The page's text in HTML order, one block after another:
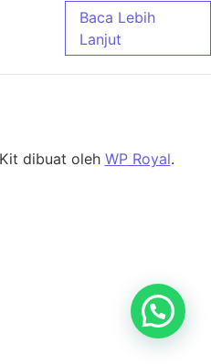
Baca Lebih
Lanjut
dibuat oleh WP Royal.